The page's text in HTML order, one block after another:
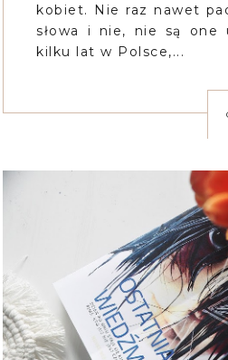
kobiet. Nie raz nawet
słowa i nie, nie są one
kilku lat w Polsce,...